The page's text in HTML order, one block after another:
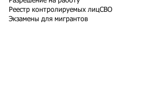
Реестр контролируемых лицСВО
Экзамены для мигрантов